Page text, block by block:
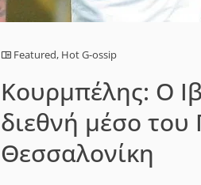
Featured, Hot G-ossip
Κουρμπέλης: Ο
διεθνή μέσο
Θεσσαλονίκη